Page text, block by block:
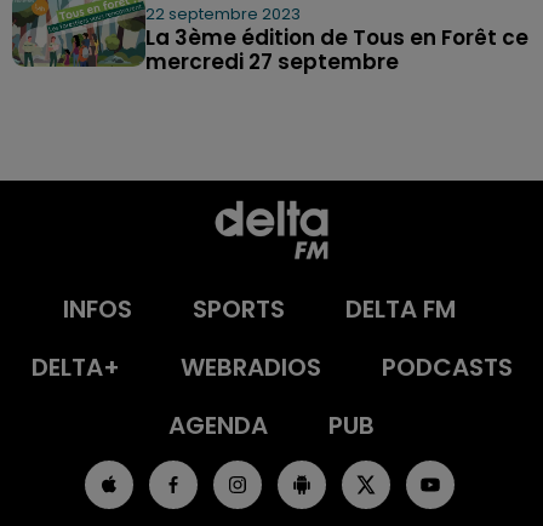
22 septembre 2023
La 3ème édition de Tous en Forêt ce
mercredi 27 septembre
INFOS SPORTS
DELTA FM
DELTA+
WEBRADIOS
PODCASTS
AGENDA
PUB